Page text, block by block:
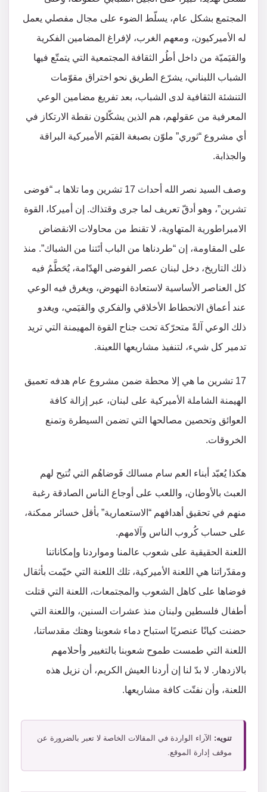
المجتمع بشكل عام، يسلّط الضوء على مجال مفصلي يعمل
له الأميركيون، ومعهم الغرب، لإفراغ المضامين الفكرية
والقيَميّة من داخل أطُر الثقافة المجتمعية التي يتمتّع فيها
الشباب اللبناني، يشرّع الطريق نحو اختراق مقوّمات
التنشئة الثقافية لدى الشباب، بعد تفريغ مضامين الوعي
المعرفية من عقولهم، هم الذين يشكّلون نقطة الارتكاز في
أي مشروع “ثوري” ملوّن بصبغة القيَم الأميركية البراقة
والجذابة.
وصف السيد نصر الله أحداث 17 تشرين وما تلاها بـ “فوضى
تشرين”، وهو أدقّ تعريف لما جرى وقتذاك. إن أميركا، القوة
الامبراطورية المتهاوية، لا تقنط من محاولات الانقضاض
على المقاومة، إن “طردناها من الباب أتَتنا من الشباك”. منذ
ذلك التاريخ، دخل لبنان عصر الفوضى الهدّامة، يُحَطَّمُ فيه
كل العناصر الأساسية لاستعادة النهوض، ويغرق فيه الوعي
عند أعماق الانحطاط الأخلاقي والفكري والقيَمي، ويغدو
ذلك الوعي آلةً متحرّكة تحت جناح القوة المهيمنة التي تريد
تدمير كل شيء، لتنفيذ مشاريعها اللعينة.
17 تشرين ما هي إلا محطة ضمن مشروع عام هدفه تعميق
الهيمنة الشاملة الأميركية على لبنان، عبر إزالة كافة
العوائق وتحصين مصالحها التي تضمن السيطرة وتمنع
الخروقات.
هكذا يُعبّد أبناء العم سام مسالك فَوضاهُم التي تُتيح لهم
العبث بالأوطان، واللعب على أوجاع الناس الصادقة رغبة
منهم في تحقيق أهدافهم “الاستعمارية” بأقل خسائر ممكنة،
على حساب كُروب الناس وآلامهم.
اللعنة الحقيقية على شعوب عالمنا ومواردنا وإمكاناتنا
ومقدّراتنا هي اللعنة الأميركية، تلك اللعنة التي خيّمت بأثقال
فوضاها على كاهل الشعوب والمجتمعات، اللعنة التي قتلت
أطفال فلسطين ولبنان منذ عشرات السنين، واللعنة التي
حضنت كيانًا عنصريًا استباح دماء شعوبنا وهتك مقدساتنا،
اللعنة التي طمست طموح شعوبنا بالتغيير وأحلامهم
بالازدهار. لا بدّ لنا إن أردنا العيش الكريم، أن نزيل هذه
اللعنة، وأن نفتّت كافة مشاريعها.
تنويه: الآراء الواردة في المقالات الخاصة لا تعبر بالضرورة عن
موقف إدارة الموقع.